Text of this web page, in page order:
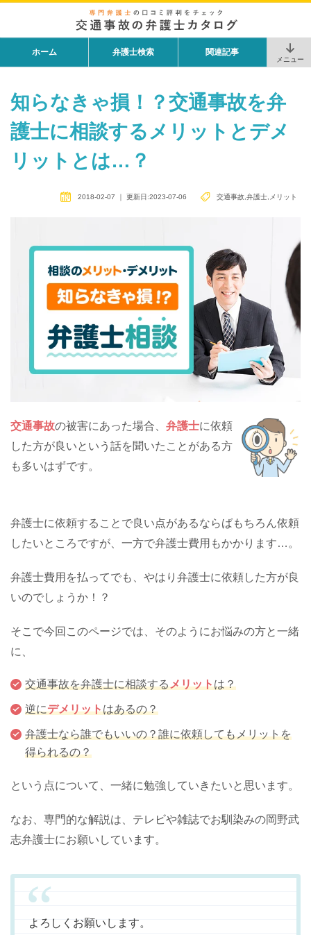
ホーム 弁護士検索 関連記事
メニュー
知らなきゃ損！？交通事故を弁
護士に相談するメリットとデメ
リットとは…？
｜ 更新日:2023-07-06 交通事故 ,弁護士 メリット
交通事故の被害にあった場合、 弁護士に依頼
した方が良いという話を聞いたことがある方
も多いはずです。
弁護士に依頼することで良い点があるならばもちろん依頼
したいところですが、一方で弁護士費用もかかります…。
弁護士費用を払ってでも、やはり弁護士に依頼した方が良
いのでしょうか！？
そこで今回このページでは、そのようにお悩みの方と一緒
に、
交通事故を弁護士に相談するメリットは？
逆にデメリットはあるの？
弁護士なら誰でもいいの？誰に依頼してもメリットを
得られるの？
という点について、一緒に勉強していきたいと思います。
なお、専門的な解説は、テレビや雑誌でお馴染みの岡野武
志弁護士にお願いしています。
よろしくお願いします。